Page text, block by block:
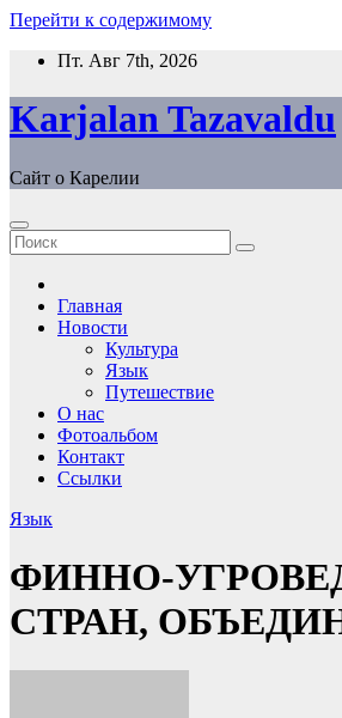
Перейти к содержимому
Пт. Авг 7th, 2026
Karjalan Tazavaldu
Сайт о Карелии
Главная
Новости
Культура
Язык
Путешествие
О нас
Фотоальбом
Контакт
Ссылки
Язык
ФИННО-
СТРАН,